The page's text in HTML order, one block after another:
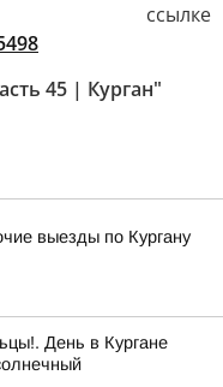
ссылке
45 | Курган"
выезды по Кургану
День в Кургане